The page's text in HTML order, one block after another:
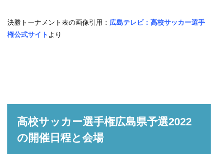
決勝トーナメント表の画像引用： 広島テレビ：高校サッカー選手
権公式サイト より
高校サッカー選手権広島県予選2022
の開催日程と会場